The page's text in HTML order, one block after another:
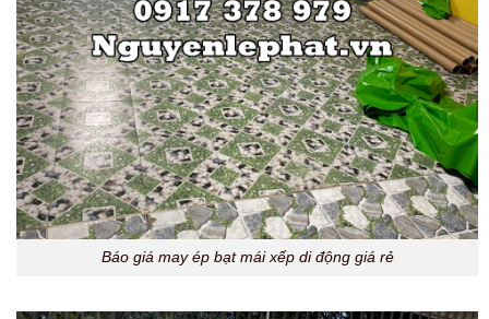
Báo giá may ép bạt mái xếp di động giá rẻ